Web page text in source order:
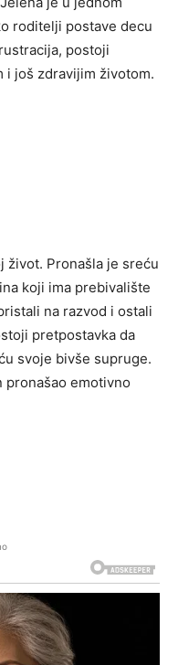
roditelji postave decu
postoji
i još zdravijim životom.
život. Pronašla je sreću
koji ima prebivalište
na razvod i ostali
pretpostavka da
svoje bivše supruge.
pronašao emotivno